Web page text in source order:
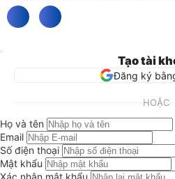
Tạo tài
Đăng ký
HOẶC
Họ và tên
Email
Số điện thoại
Mật khẩu
Xác nhận mật khẩu